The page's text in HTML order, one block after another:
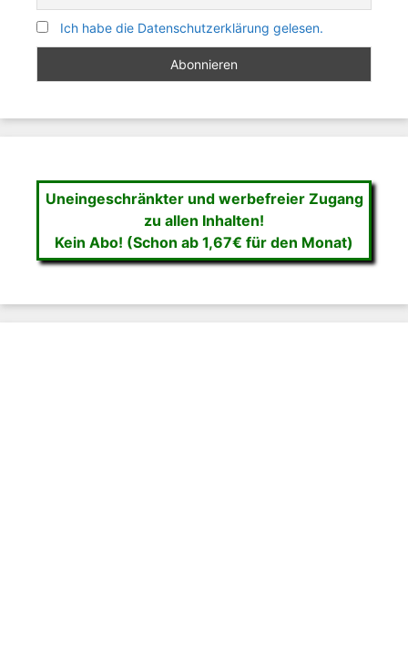
Ich habe die Datenschutzerklärung gelesen.
Uneingeschränkter und werbefreier Zugang
zu allen Inhalten!
Kein Abo! (Schon ab 1,67€ für den Monat)